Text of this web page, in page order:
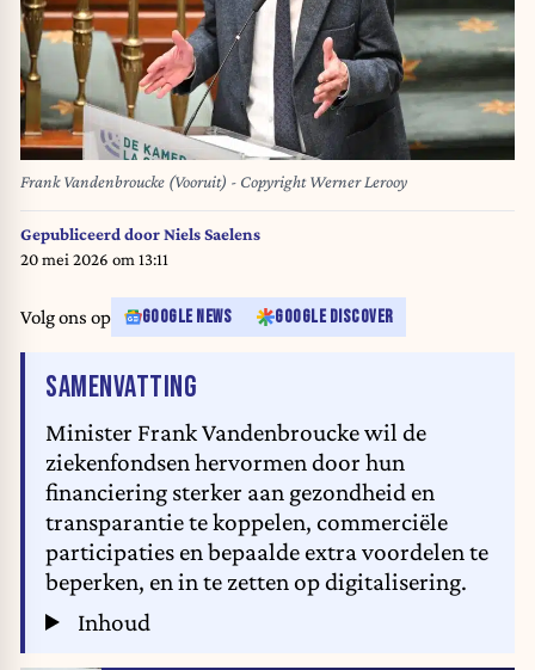
Frank Vandenbroucke (Vooruit) - Copyright Werner Lerooy
Gepubliceerd doorNiels Saelens
20 mei 2026 om 13:11
Volg ons op GOOGLE NEWS GOOGLE DISCOVER
SAMENVATTING
Minister Frank Vandenbroucke wil de
ziekenfondsen hervormen door hun
financiering sterker aan gezondheid en
transparantie te koppelen, commerciële
participaties en bepaalde extra voordelen te
beperken, en in te zetten op digitalisering.
Inhoud